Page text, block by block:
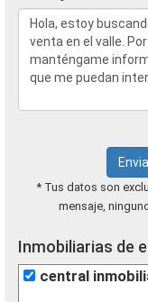
* Tus datos son
mensaje,
Inmobiliarias de
central